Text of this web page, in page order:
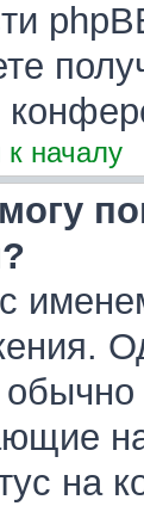
к началу
на